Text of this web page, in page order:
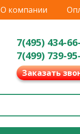
О компании
7(495) 434-
7(499) 739-
Заказать